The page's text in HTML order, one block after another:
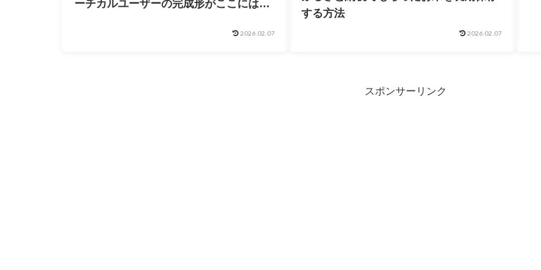
ーチカルユーザーの完成形がここにはあ
2026.02.07
する方法
2026.02.07
スポンサーリンク